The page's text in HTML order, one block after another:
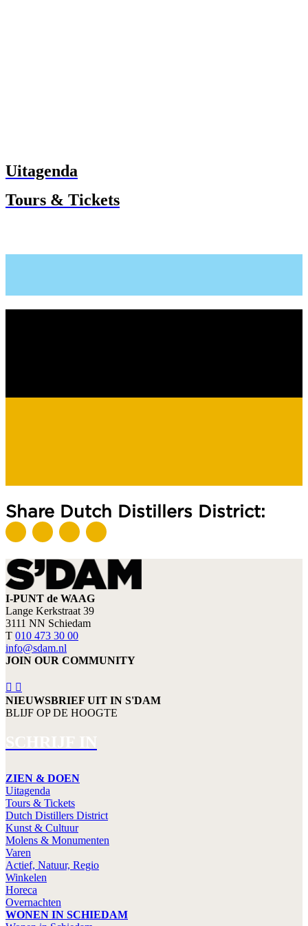
Uitagenda
Tours & Tickets
Share Dutch Distillers District:
I-PUNT de WAAG
Lange Kerkstraat 39
3111 NN Schiedam
T 010 473 30 00
info@sdam.nl
JOIN OUR COMMUNITY
NIEUWSBRIEF UIT IN S'DAM
BLIJF OP DE HOOGTE
SCHRIJF IN
ZIEN & DOEN
Uitagenda
Tours & Tickets
Dutch Distillers District
Kunst & Cultuur
Molens & Monumenten
Varen
Actief, Natuur, Regio
Winkelen
Horeca
Overnachten
WONEN IN SCHIEDAM